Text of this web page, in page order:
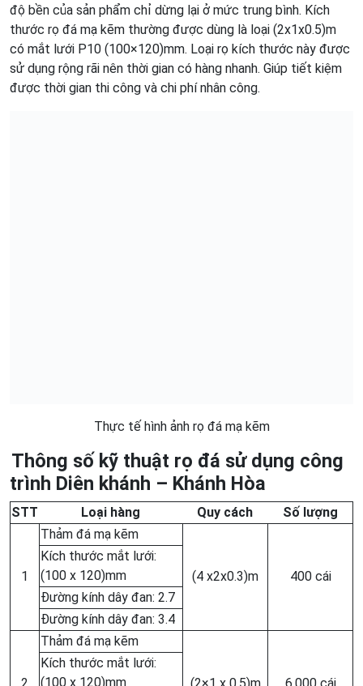
độ bền của sản phẩm chỉ dừng lại ở mức trung bình. Kích
thước rọ đá mạ kẽm thường được dùng là loại (2x1x0.5)m
có mắt lưới P10 (100×120)mm. Loại rọ kích thước này được
sử dụng rộng rãi nên thời gian có hàng nhanh. Giúp tiết kiệm
được thời gian thi công và chi phí nhân công.
Thực tế hình ảnh rọ đá mạ kẽm
Thông số kỹ thuật rọ đá sử dụng công
trình Diên khánh – Khánh Hòa
STT Loại hàng Quy cách Số lượng
1
Thảm đá mạ kẽm
(4 x2x0.3)m 400 cái
Kích thước mắt lưới:
(100 x 120)mm
Đường kính dây đan: 2.7
Đường kính dây đan: 3.4
Thảm đá mạ kẽm
Kích thước mắt lưới:
(100 x 120)mm